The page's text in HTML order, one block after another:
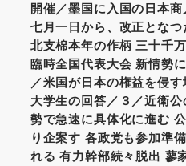
開催／墨国に入国の日本
七月一日から、改正とな
北支棉本年の作柄 三十千
臨時全国代表大会 新情勢
／米国が日本の権益を侵
大学生の回答／３／近衛
勢で急速に具体化に進む
り企案す 各政党も参加準
れる 有力幹部続々脱出 蓼